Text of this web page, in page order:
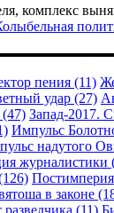
комплекс
пения (11)
удар (27)
Запад-2017.
Импульс
надутого
журналистики
в законе
(11)